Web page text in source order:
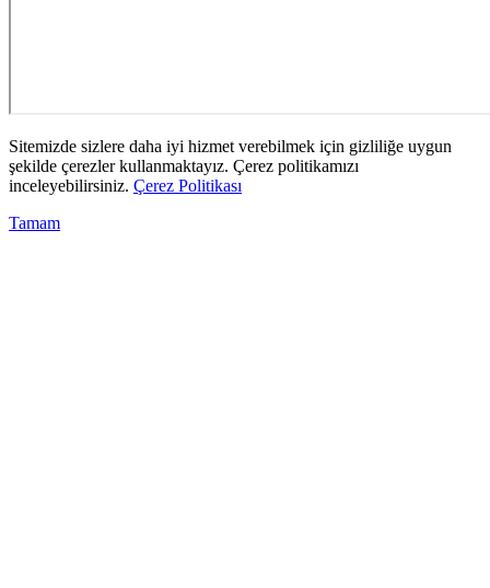
Sitemizde sizlere daha iyi hizmet verebilmek için gizliliğe uygun
şekilde çerezler kullanmaktayız. Çerez politikamızı
inceleyebilirsiniz. Çerez Politikası
Tamam